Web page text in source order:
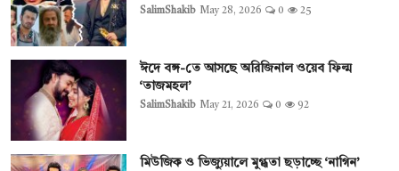
SalimShakib May 28, 2026 0 25
ঈদে বঙ্গ-তে আসছে অরিজিনাল ওয়েব ফিল্ম
‘তাজমহল’
SalimShakib May 21, 2026 0 92
মিউজিক ও ভিজ্যুয়ালে মুগ্ধতা ছড়াচ্ছে ‘নাগিন’